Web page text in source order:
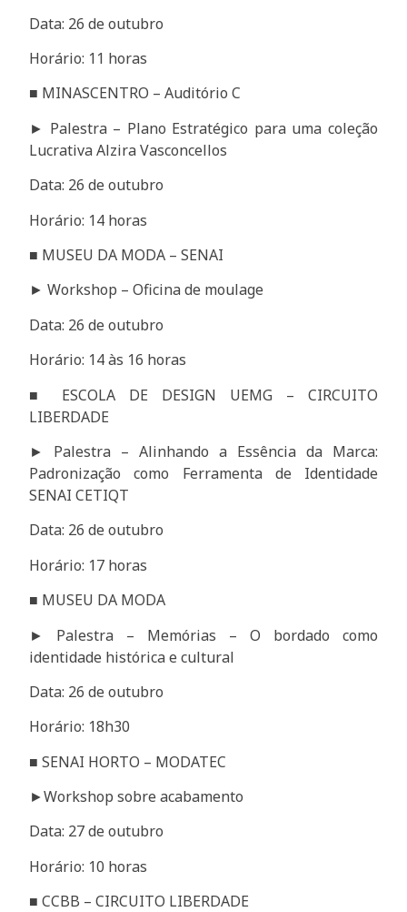
Data: 26 de outubro
Horário: 11 horas
■ MINASCENTRO – Auditório C
► Palestra – Plano Estratégico para uma coleção
Lucrativa Alzira Vasconcellos
Data: 26 de outubro
Horário: 14 horas
■ MUSEU DA MODA – SENAI
► Workshop – Oficina de moulage
Data: 26 de outubro
Horário: 14 às 16 horas
■ ESCOLA DE DESIGN UEMG – CIRCUITO
LIBERDADE
► Palestra – Alinhando a Essência da Marca:
Padronização como Ferramenta de Identidade
SENAI CETIQT
Data: 26 de outubro
Horário: 17 horas
■ MUSEU DA MODA
► Palestra – Memórias – O bordado como
identidade histórica e cultural
Data: 26 de outubro
Horário: 18h30
■ SENAI HORTO – MODATEC
►Workshop sobre acabamento
Data: 27 de outubro
Horário: 10 horas
■ CCBB – CIRCUITO LIBERDADE